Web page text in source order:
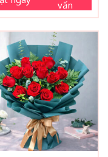
vấn